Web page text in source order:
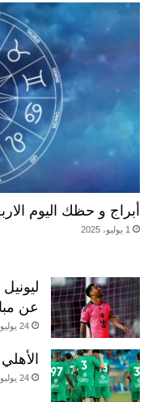
أبراج و حظك اليوم الاربعاء 01 يوليو
1 يوليو، 2025
عن
24 يوليو، 2025
24 يوليو، 2025